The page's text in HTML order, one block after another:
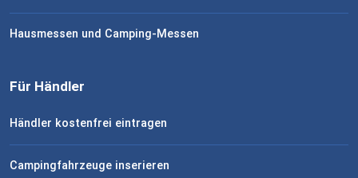
Hausmessen und Camping-Messen
Für Händler
Händler kostenfrei eintragen
Campingfahrzeuge inserieren